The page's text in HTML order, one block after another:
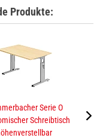
Produkte:
Serie O
Schreibtisch